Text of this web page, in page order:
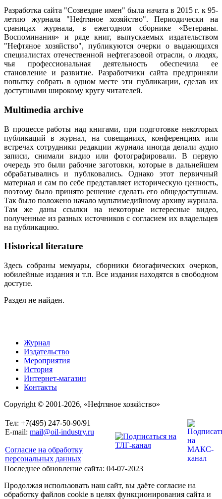
Разработка сайта "Созвездие имен" была начата в 2015 г. к 95-
летию журнала "Нефтяное хозяйство". Периодически на
сраницах журнала, в ежегодном сборнике «Ветераны.
Воспоминания» и ряде книг, выпускаемых издательством
"Нефтяное хозяйство", публикуются очерки о выдающихся
специалистах отечественной нефтегазовой отрасли, о людях,
чья профессиональная деятельность обеспечила ее
становление и развитие. Разработчики сайта предприняли
попытку собрать в одном месте эти публикации, сделав их
доступными широкому кругу читателей.
Multimedia archive
В процессе работы над книгами, при подготовке некоторых
публикаций в журнал, на совещаниях, конференциях или
встречах сотрудники редакции журнала иногда делали аудио
записи, снимали видио или фотографировали. В первую
очередь это были рабочие заготовки, которые в дальнейшем
обрабатывались и публковались. Однако этот первичный
материал и сам по себе представляет историческую ценность,
поэтому было принято решение сделать его общедоступным.
Так было положено начало мультимедийному архиву журнала.
Там же даны ссылки на некоторые истересные видео,
полученные из разных источников с согласием их владельцев
на публикацию.
Historical literature
Здесь собраны мемуары, сборники биогафических очерков,
юбилейные издания и т.п. Все издания находятся в свободном
доступе.
Раздел не найден.
Журнал
Издательство
Мероприятия
История
Интернет-магазин
Контакты
Copyright © 2001-2026, «Нефтяное хозяйство»
Тел: +7(495) 247-50-90/91
E-mail: mail@oil-industry.ru
Согласие на обработку
персональных данных
Последнее обновление сайта: 04-07-2023
Продолжая использовать наш сайт, вы даёте согласие на
обработку файлов cookie в целях функционирования сайта и